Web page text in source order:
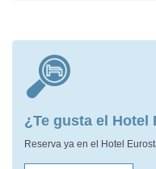
¿Te gusta el Hotel
Reserva ya en el Hotel